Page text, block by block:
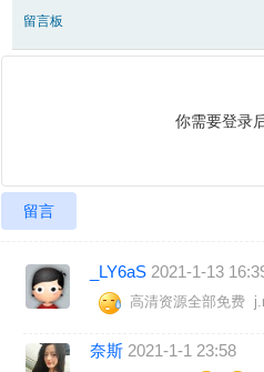
留言板
你需要登录
留言
_LY6aS 2021-1-13
高清资源全部免费
奈斯 2021-1-1 23:58